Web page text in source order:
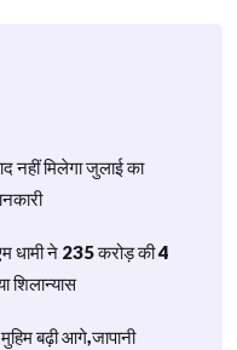
नहीं मिलेगा जुलाई का
धामी ने 235 करोड़ की 4
शिलान्यास
बढ़ी आगे,जापानी